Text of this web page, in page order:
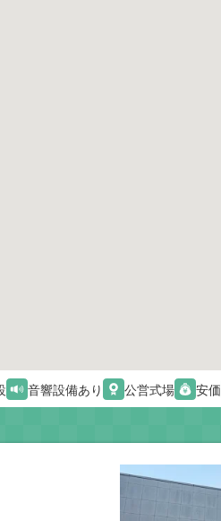
音響設備あり 公営式場 安価